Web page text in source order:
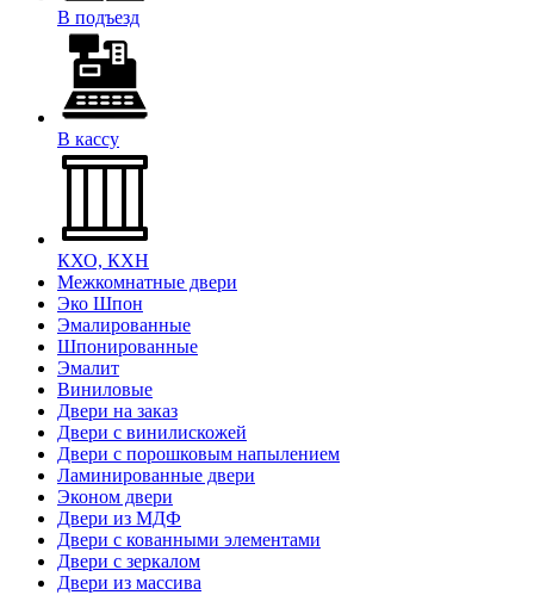
В подъезд
В кассу
КХО, КХН
Межкомнатные двери
Эко Шпон
Эмалированные
Шпонированные
Эмалит
Виниловые
Двери на заказ
Двери с винилискожей
Двери с порошковым напылением
Ламинированные двери
Эконом двери
Двери из МДФ
Двери с кованными элементами
Двери с зеркалом
Двери из массива